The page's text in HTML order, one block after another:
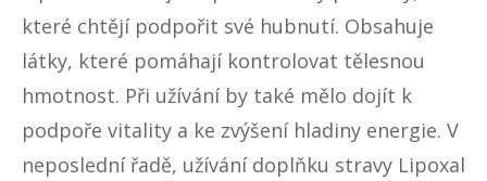
které chtějí podpořit své hubnutí. Obsahuje
látky, které pomáhají kontrolovat tělesnou
hmotnost. Při užívání by také mělo dojít k
podpoře vitality a ke zvýšení hladiny energie. V
neposlední řadě, užívání doplňku stravy Lipoxal